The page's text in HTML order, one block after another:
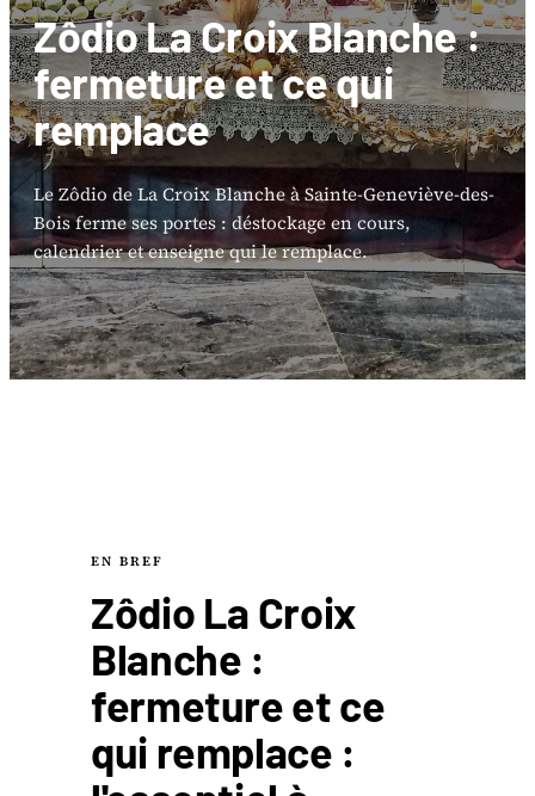
Zôdio La Croix Blanche :
fermeture et ce qui
remplace
Le Zôdio de La Croix Blanche à Sainte-Geneviève-des-
Bois ferme ses portes : déstockage en cours,
calendrier et enseigne qui le remplace.
EN BREF
Zôdio La Croix
Blanche :
fermeture et ce
qui remplace :